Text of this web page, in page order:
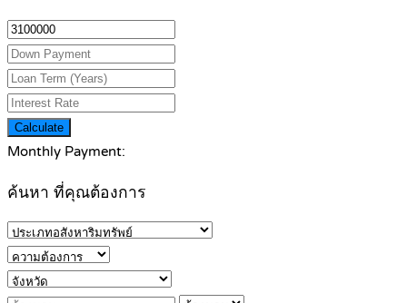
Calculate
Monthly Payment:
ค้นหา ที่คุณต้องการ